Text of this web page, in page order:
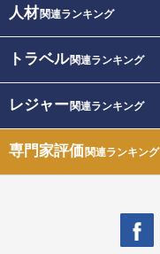
人材関連ランキング
トラベル関連ランキング
レジャー関連ランキング
専門家評価関連ランキング